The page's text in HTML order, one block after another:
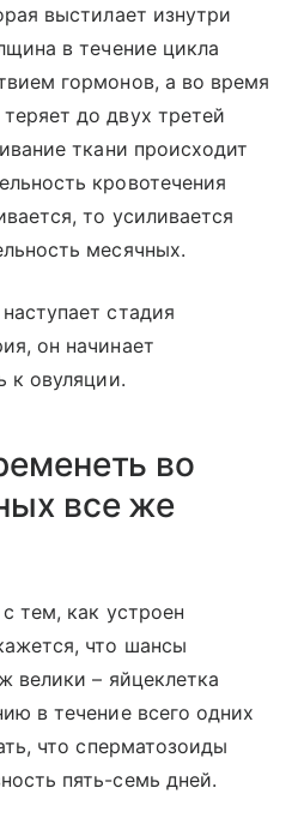
выстилает изнутри
в течение цикла
гормонов, а во время
до двух третей
ткани происходит
кровотечения
то усиливается
месячных.
стадия
он начинает
к овуляции.
во
все же
тем, как устроен
что шансы
велики – яйцеклетка
в течение всего одних
что сперматозоиды
пять-семь дней.